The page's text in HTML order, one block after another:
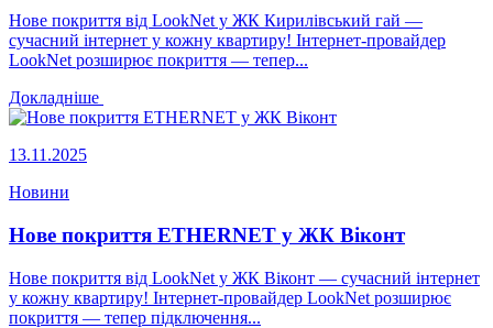
Нове покриття від LookNet у ЖК Кирилівський гай —
сучасний інтернет у кожну квартиру! Інтернет-провайдер
LookNet розширює покриття — тепер...
Докладніше
13.11.2025
Новини
Нове покриття ETHERNET у ЖК Віконт
Нове покриття від LookNet у ЖК Віконт — сучасний інтернет
у кожну квартиру! Інтернет-провайдер LookNet розширює
покриття — тепер підключення...